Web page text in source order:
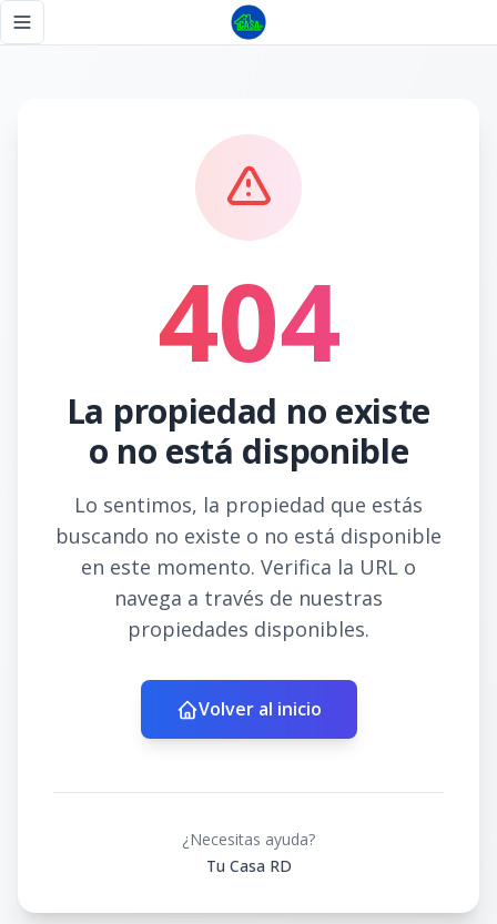
Toggle navigation menu
404
La propiedad no existe
o no está disponible
Lo sentimos, la propiedad que estás
buscando no existe o no está disponible
en este momento. Verifica la URL o
navega a través de nuestras
propiedades disponibles.
Volver al inicio
¿Necesitas ayuda?
Tu Casa RD
Página no encontrada - Tu Casa RD